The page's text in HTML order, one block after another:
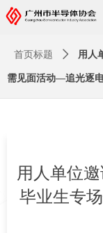
用人单位
毕业生专
首页标题 ꄲ 用人
需见面活动—追光逐